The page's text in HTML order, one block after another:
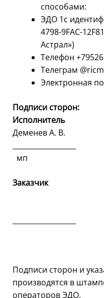
способами:
ЭДО 1с
4798-9FAC-
Астрал»)
Телефон
Телеграм
Электронная
Подписи сторон:
Исполнитель
Деменев А. В.
мп
Заказчик
Подписи сторон и
производятся в
операторов ЭДО.